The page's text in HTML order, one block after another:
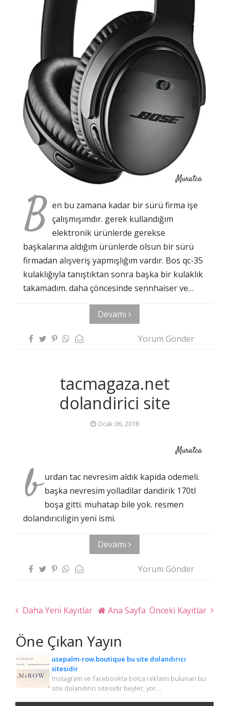
Muratca
B en bu zamana kadar bir sürü firma işe
çalışmışımdır. gerek kullandığım
elektronik ürünlerde gerekse
başkalarına aldığım ürünlerde olsun bir sürü
firmadan alışveriş yapmışlığım vardır. Bos qc-35
kulaklığıyla tanıştıktan sonra başka bir kulaklık
takamadım. daha çöncesinde sennhaiser ve…
Devamı
Yorum Gönder
tacmagaza.net
dolandirici site
Ocak 06, 2018
Muratca
b urdan tac nevresim aldık kapida odemeli.
başka nevresim yolladilar dandirik 170tl
boşa gitti. muhatap bile yok. resmen
dolandırıcıligin yeni ismi.
Devamı
Yorum Gönder
Daha Yeni Kayıtlar Önceki Kayıtlar
Ana Sayfa
Öne Çıkan Yayın
usepalm-row.boutique bu site dolandırıcı
sitesidir
İnstagram ve facebookta bolca reklamı bulunan bu
site dolandırıcı sitesidir beyler, yor…